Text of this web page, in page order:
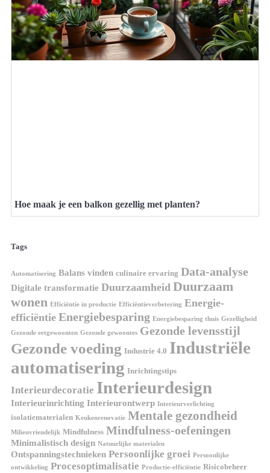
Hoe maak je een balkon gezellig met planten?
Tags
Automatisering Balans vinden culinaire ervaring Data-analyse
Digitale transformatie Duurzaamheid Duurzaam
wonen Efficiëntie in productie Efficiëntieverbetering Energie-
efficiëntie Energiebesparing Energiebesparing thuis Gezelligheid
Gezonde eetgewoonten Gezonde gewoontes Gezonde levensstijl
Gezonde voeding Industrie 4.0 Industriële
automatisering Inrichtingstips
Interieurdecoratie Interieurdesign
Interieurinrichting Interieurontwerp Interieurverlichting
isolatiematerialen Keukenrenovatie Mentale gezondheid
Milieuvriendelijk Mindfulness Mindfulness-oefeningen
Minimalistisch design Natuurlijke materialen
Ontspanningstechnieken Persoonlijke groei Persoonlijke
ontwikkeling Procesoptimalisatie Productie-efficiëntie Risicobeheer